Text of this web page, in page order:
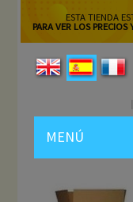
ESTA TIENDA
PARA VER LOS PRECIOS
MENÚ